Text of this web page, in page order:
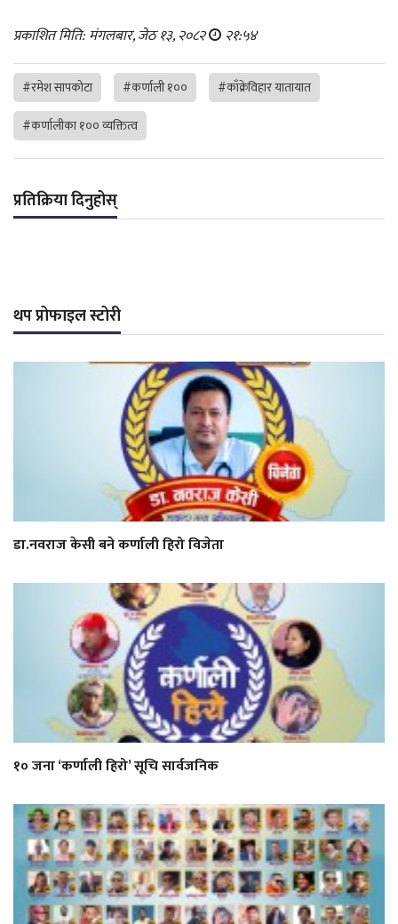
प्रकाशित मिति: मंगलबार, जेठ १३, २०८२ २१:५४
#रमेश सापकोटा #कर्णाली १००
#काँक्रेविहार यातायात
#कर्णालीका १०० व्यक्तित्व
प्रतिक्रिया दिनुहोस्
थप प्रोफाइल स्टोरी
डा.नवराज केसी बने कर्णाली हिरो विजेता
१० जना ‘कर्णाली हिरो’ सूचि सार्वजनिक